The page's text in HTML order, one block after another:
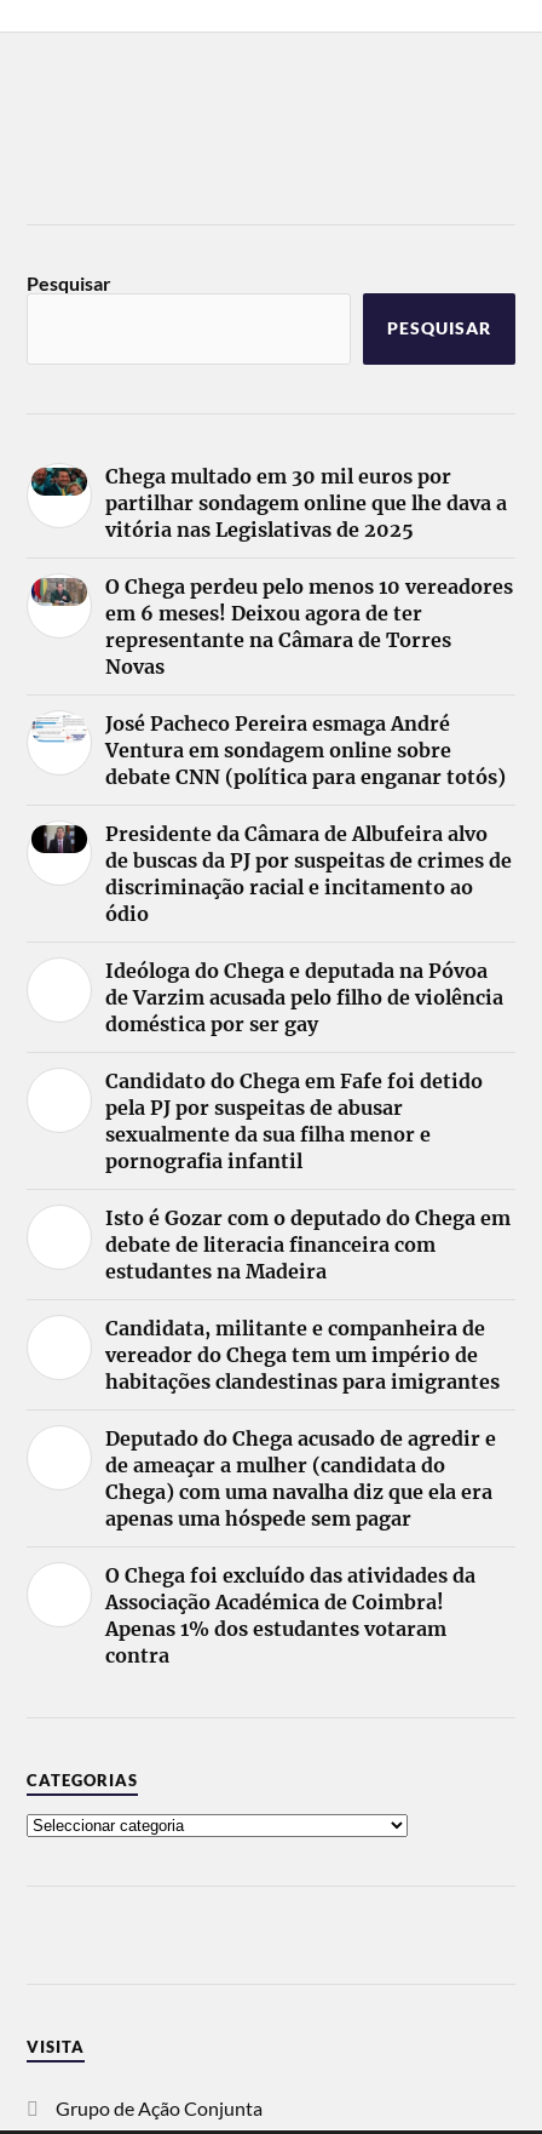
Pesquisar
PESQUISAR
Chega multado em 30 mil euros por
partilhar sondagem online que lhe dava a
vitória nas Legislativas de 2025
O Chega perdeu pelo menos 10 vereadores
em 6 meses! Deixou agora de ter
representante na Câmara de Torres
Novas
José Pacheco Pereira esmaga André
Ventura em sondagem online sobre
debate CNN (política para enganar totós)
Presidente da Câmara de Albufeira alvo
de buscas da PJ por suspeitas de crimes de
discriminação racial e incitamento ao
ódio
Ideóloga do Chega e deputada na Póvoa
de Varzim acusada pelo filho de violência
doméstica por ser gay
Candidato do Chega em Fafe foi detido
pela PJ por suspeitas de abusar
sexualmente da sua filha menor e
pornografia infantil
Isto é Gozar com o deputado do Chega em
debate de literacia financeira com
estudantes na Madeira
Candidata, militante e companheira de
vereador do Chega tem um império de
habitações clandestinas para imigrantes
Deputado do Chega acusado de agredir e
de ameaçar a mulher (candidata do
Chega) com uma navalha diz que ela era
apenas uma hóspede sem pagar
O Chega foi excluído das atividades da
Associação Académica de Coimbra!
Apenas 1% dos estudantes votaram
contra
CATEGORIAS
VISITA
Grupo de Ação Conjunta